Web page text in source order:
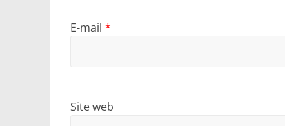
E-mail *
Site web